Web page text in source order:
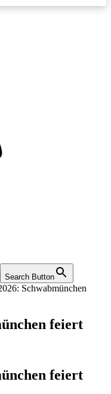
Search Button
Schwabmünchen
feiert
feiert